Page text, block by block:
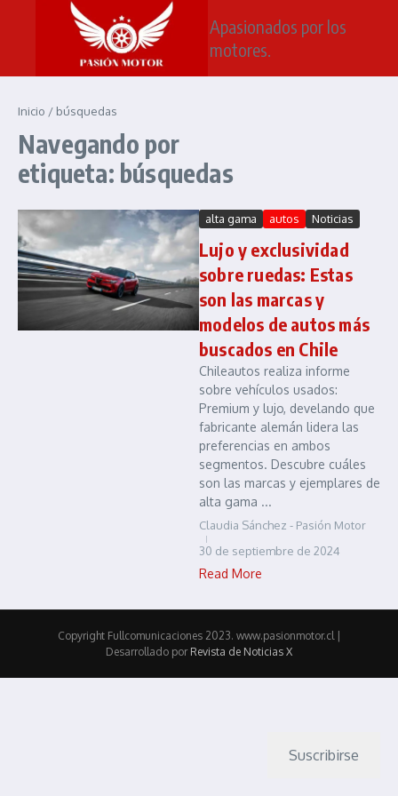
Saltar al contenido
Apasionados por los
motores.
Inicio / búsquedas
Navegando por
etiqueta: búsquedas
alta gama autos Noticias
Lujo y exclusividad
sobre ruedas: Estas
son las marcas y
modelos de autos más
buscados en Chile
Chileautos realiza informe
sobre vehículos usados:
Premium y lujo, develando que
fabricante alemán lidera las
preferencias en ambos
segmentos. Descubre cuáles
son las marcas y ejemplares de
alta gama ...
Claudia Sánchez - Pasión Motor
30 de septiembre de 2024
Read More
Copyright Fullcomunicaciones 2023. www.pasionmotor.cl |
Desarrollado por Revista de Noticias X
Suscribirse